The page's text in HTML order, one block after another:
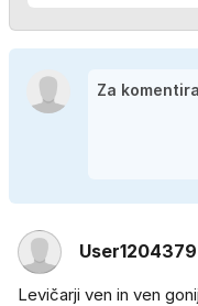
User1204379
Levičarji ven in ven